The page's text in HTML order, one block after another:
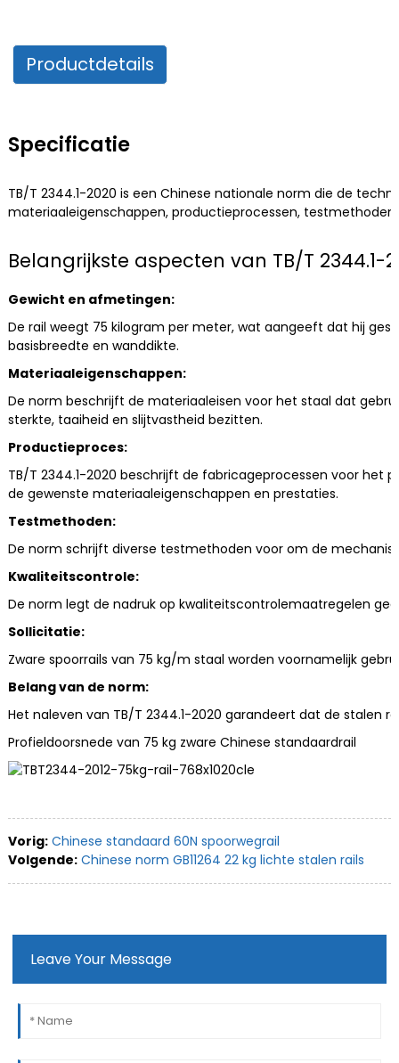
Productdetails
Specificatie
TB/T 2344.1-2020 is een Chinese nationale norm die de
materiaaleigenschappen, productieprocessen,
Belangrijkste aspecten van TB/T
Gewicht en afmetingen:
De rail weegt 75 kilogram per meter, wat aangeeft dat hij
basisbreedte en wanddikte.
Materiaaleigenschappen:
De norm beschrijft de materiaaleisen voor het staal dat
sterkte, taaiheid en slijtvastheid bezitten.
Productieproces:
TB/T 2344.1-2020 beschrijft de fabricageprocessen voor het
de gewenste materiaaleigenschappen en prestaties.
Testmethoden:
De norm schrijft diverse testmethoden voor om de
Kwaliteitscontrole:
De norm legt de nadruk op kwaliteitscontrolemaatregelen
Sollicitatie:
Zware spoorrails van 75 kg/m staal worden voornamelijk
Belang van de norm:
Het naleven van TB/T 2344.1-2020 garandeert dat de stalen
Profieldoorsnede van 75 kg zware Chinese standaardrail
Vorig: Chinese standaard 60N spoorwegrail
Volgende: Chinese norm GB11264 22 kg lichte stalen rails
Leave Your Message